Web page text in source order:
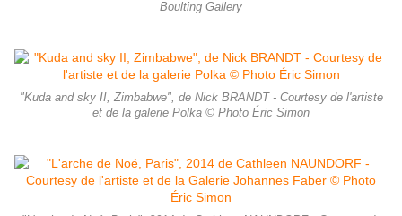
Boulting Gallery
"Kuda and sky II, Zimbabwe", de Nick BRANDT - Courtesy de l'artiste
et de la galerie Polka © Photo Éric Simon